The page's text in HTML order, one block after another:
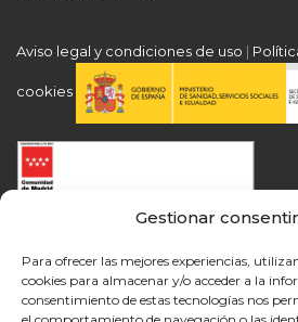
Gestionar
Para ofrecer las mejores experiencias,
cookies para almacenar y/o acceder a la
consentimiento de estas tecnologías nos
Aviso legal y condiciones de uso |
cookies